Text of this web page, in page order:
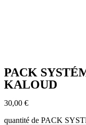
PACK
KALOUD
30,00 €
quantité de PACK